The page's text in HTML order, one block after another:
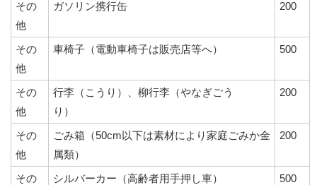
その
他
ガソリン携行缶 200
その
他
車椅子（電動車椅子は販売店等へ） 500
その
他
行李（こうり）、柳行李（やなぎごう
り）
200
その
他
ごみ箱（50cm以下は素材により家庭ごみか金
属類）
200
その
シルバーカー（高齢者用手押し車） 500